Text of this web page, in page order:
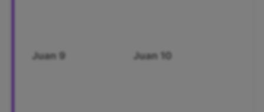
Juan 9 Juan 10